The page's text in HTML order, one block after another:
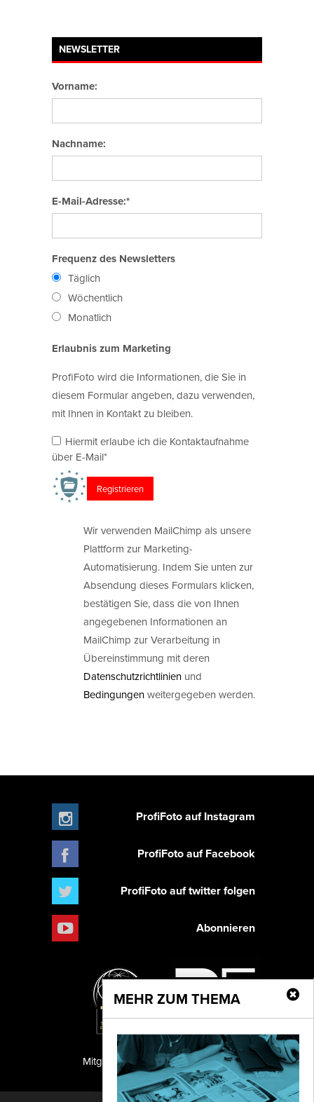
NEWSLETTER
Vorname:
Nachname:
E-Mail-Adresse:*
Frequenz des Newsletters
Täglich
Wöchentlich
Monatlich
Erlaubnis zum Marketing
ProfiFoto wird die Informationen, die Sie in
diesem Formular angeben, dazu verwenden,
mit Ihnen in Kontakt zu bleiben.
Hiermit erlaube ich die Kontaktaufnahme
über E-Mail*
Wir verwenden MailChimp als unsere
Plattform zur Marketing-
Automatisierung. Indem Sie unten zur
Absendung dieses Formulars klicken,
bestätigen Sie, dass die von Ihnen
angegebenen Informationen an
MailChimp zur Verarbeitung in
Übereinstimmung mit deren
Datenschutzrichtlinien und
Bedingungenweitergegeben werden.
MEHR ZUM THEMA
ProfiFoto auf Instagram
ProfiFoto auf Facebook
ProfiFoto auf twitter folgen
Abonnieren
PF Publishing GmbH
Mitglied der TIPA